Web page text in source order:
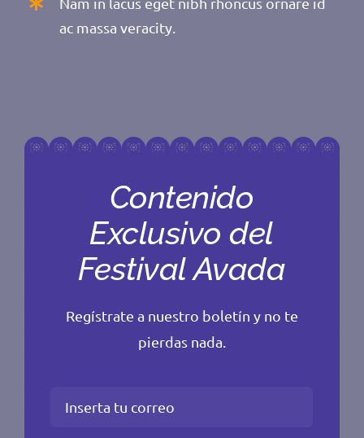
ac massa veracity.
Contenido
Exclusivo del
Festival Avada
Regístrate a nuestro boletín y no te
pierdas nada.